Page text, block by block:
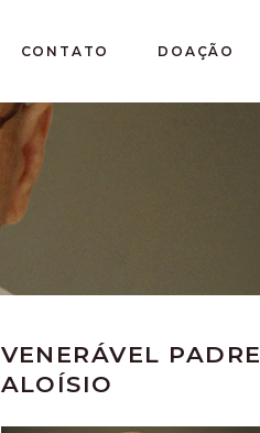
CONTATO DOAÇÃO
VENERÁVEL PADRE
ALOÍSIO